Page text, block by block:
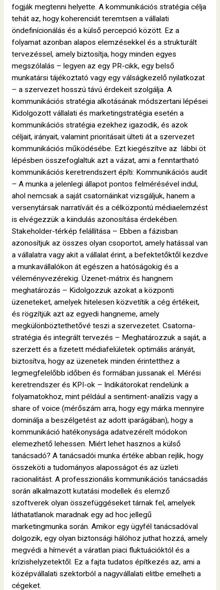
fogják megtenni helyette. A kommunikációs stratégia célja
tehát az, hogy koherenciát teremtsen a vállalati
öndefinícionálás és a külső percepció között. Ez a
folyamat azonban alapos elemzésekkel és a strukturált
tervezéssel, amely biztosítja, hogy minden egyes
megszólalás – legyen az egy PR-cikk, egy belső
munkatársi tájékoztató vagy egy válságkezelő nyilatkozat
– a szervezet hosszú távú érdekeit szolgálja. A
kommunikációs stratégia alkotásának módszertani lépései
Kidolgozott vállalati és marketingstratégia esetén a
kommunikációs stratégia ezekhez igazodik, és azok
céljait, irányait, valamint prioritásait ülteti át a szervezet
kommunikációs működésébe. Ezt kiegészítve az lábbi öt
lépésben összefoglaltuk azt a vázat, ami a fenntartható
kommunikációs keretrendszert építi: Kommunikációs audit
– A munka a jelenlegi állapot pontos felmérésével indul,
ahol nemcsak a saját csatornáinkat vizsgáljuk, hanem a
versenytársak narratíváit és a célközpontú médiaelemzést
is elvégezzük a kiindulás azonosítása érdekében.
Stakeholder-térkép felállítása – Ebben a fázisban
azonosítjuk az összes olyan csoportot, amely hatással van
a vállalatra vagy akit a vállalat érint, a befektetőktől kezdve
a munkavállalókon át egészen a hatóságokig és a
véleményvezérekig. Üzenet-mátrix és hangnem
meghatározás – Kidolgozzuk azokat a központi
üzeneteket, amelyek hitelesen közvetítik a cég értékeit,
és rögzítjük azt az egyedi hangneme, amely
megkülönböztethetővé teszi a szervezetet. Csatorna-
stratégia és integrált tervezés – Meghatározzuk a saját, a
szerzett és a fizetett médiafelületek optimális arányát,
biztosítva, hogy az üzenetek minden érintetthez a
legmegfelelőbb időben és formában jussanak el. Mérési
keretrendszer és KPI-ok – Indikátorokat rendelünk a
folyamatokhoz, mint például a sentiment-analízis vagy a
share of voice (mérőszám arra, hogy egy márka mennyire
dominálja a beszélgetést az adott iparágában), hogy a
kommunikáció hatékonysága adatvezérelt módokon
elemezhető lehessen. Miért lehet hasznos a külső
tanácsadó? A tanácsadói munka értéke abban rejlik, hogy
összeköti a tudományos alaposságot és az üzleti
racionalitást. A professzionális kommunikációs tanácsadás
során alkalmazott kutatási modellek és elemző
szoftverek olyan összefüggéseket tárnak fel, amelyek
láthatatlanok maradnak egy ad hoc jellegű
marketingmunka során. Amikor egy ügyfél tanácsadóval
dolgozik, egy olyan biztonsági hálóhoz juthat hozzá, amely
megvédi a hírnevét a váratlan piaci fluktuációktól és a
krízishelyzetektől. Ez a fajta tudatos építkezés az, ami a
középvállalati szektorból a nagyvállalati elitbe emelheti a
cégeket.